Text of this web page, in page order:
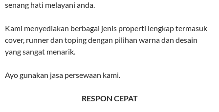
senang hati melayani anda.
Kami menyediakan berbagai jenis properti lengkap termasuk
cover, runner dan toping dengan pilihan warna dan desain
yang sangat menarik.
Ayo gunakan jasa persewaan kami.
RESPON CEPAT